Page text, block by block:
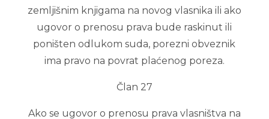
zemljišnim knjigama na novog vlasnika ili ako
ugovor o prenosu prava bude raskinut ili
poništen odlukom suda, porezni obveznik
ima pravo na povrat plaćenog poreza.
Član 27
Ako se ugovor o prenosu prava vlasništva na